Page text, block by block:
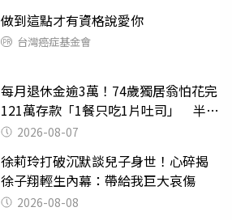
做到這點才有資格說愛你
台灣癌症基金會
每月退休金逾3萬！74歲獨居翁怕花完
121萬存款「1餐只吃1片吐司」 半年
後暴瘦嚇壞女兒
2026-08-07
徐莉玲打破沉默談兒子身世！心碎揭
徐子翔輕生內幕：帶給我巨大哀傷
2026-08-08